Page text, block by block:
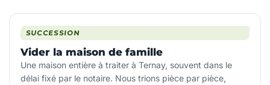
SUCCESSION
Vider la maison de famille
Une maison entière à traiter à Ternay, souvent dans le
délai fixé par le notaire. Nous trions pièce par pièce,